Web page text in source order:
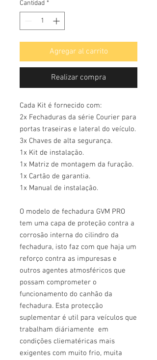
Cantidad *
Agregar al carrito
Realizar compra
Cada Kit é fornecido com:
2x Fechaduras da série Courier para
portas traseiras e lateral do veículo.
3x Chaves de alta segurança.
1x Kit de instalação.
1x Matriz de montagem da furação.
1x Cartão de garantia.
1x Manual de instalação.
O modelo de fechadura GVM PRO
tem uma capa de proteção contra a
corrosão interna do cilindro da
fechadura, isto faz com que haja um
reforço contra as impuresas e
outros agentes atmosféricos que
possam comprometer o
funcionamento do canhão da
fechadura. Esta protecção
suplementar é util para veículos que
trabalham diáriamente em
condições cliematéricas mais
exigentes com muito frio, muita